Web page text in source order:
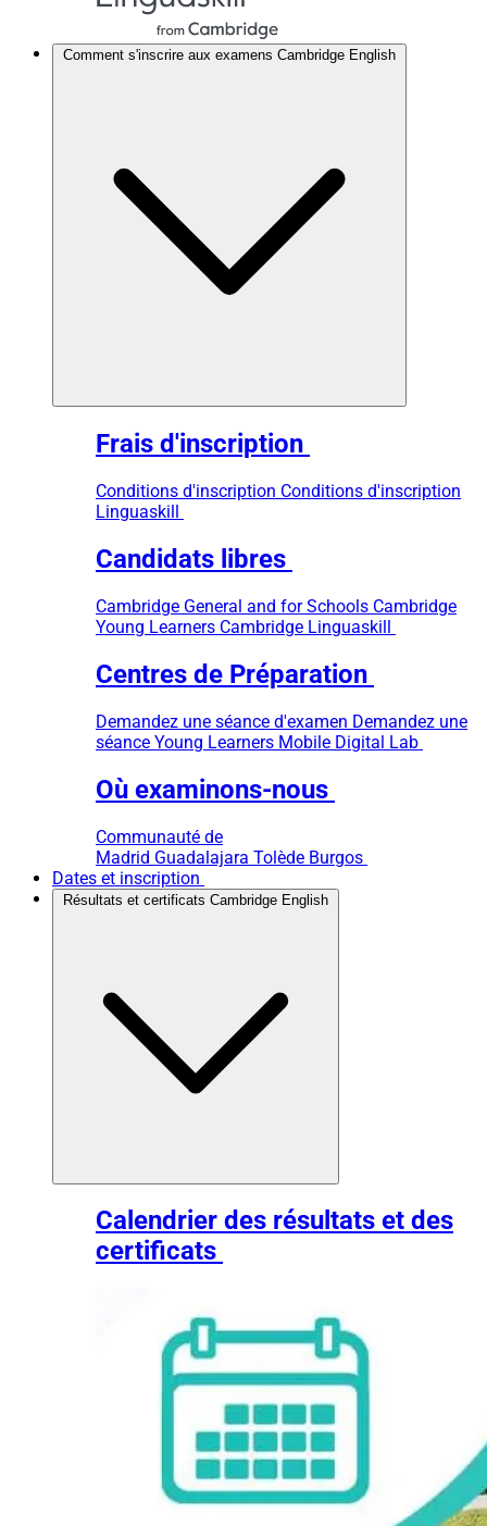
Frais d'inscription
Conditions d'inscription Conditions d'inscription
Linguaskill
Candidats libres
Cambridge General and for Schools Cambridge
Young Learners Cambridge Linguaskill
Centres de Préparation
Demandez une séance d'examen Demandez une
séance Young Learners Mobile Digital Lab
Où examinons-nous
Communauté de
Madrid Guadalajara Tolède Burgos
Dates et inscription
Calendrier des résultats et des
certificats